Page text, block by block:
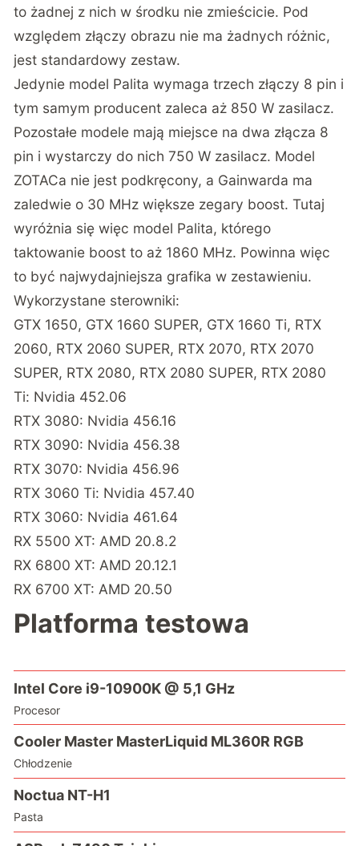
to żadnej z nich w środku nie zmieścicie. Pod
względem złączy obrazu nie ma żadnych różnic,
jest standardowy zestaw.
Jedynie model Palita wymaga trzech złączy 8 pin i
tym samym producent zaleca aż 850 W zasilacz.
Pozostałe modele mają miejsce na dwa złącza 8
pin i wystarczy do nich 750 W zasilacz. Model
ZOTACa nie jest podkręcony, a Gainwarda ma
zaledwie o 30 MHz większe zegary boost. Tutaj
wyróżnia się więc model Palita, którego
taktowanie boost to aż 1860 MHz. Powinna więc
to być najwydajniejsza grafika w zestawieniu.
Wykorzystane sterowniki:
GTX 1650, GTX 1660 SUPER, GTX 1660 Ti, RTX
2060, RTX 2060 SUPER, RTX 2070, RTX 2070
SUPER, RTX 2080, RTX 2080 SUPER, RTX 2080
Ti: Nvidia 452.06
RTX 3080: Nvidia 456.16
RTX 3090: Nvidia 456.38
RTX 3070: Nvidia 456.96
RTX 3060 Ti: Nvidia 457.40
RTX 3060: Nvidia 461.64
RX 5500 XT: AMD 20.8.2
RX 6800 XT: AMD 20.12.1
RX 6700 XT: AMD 20.50
Platforma testowa
Procesor
Intel Core i9-10900K @ 5,1 GHz
Chłodzenie
Cooler Master MasterLiquid ML360R RGB
Pasta
Noctua NT-H1